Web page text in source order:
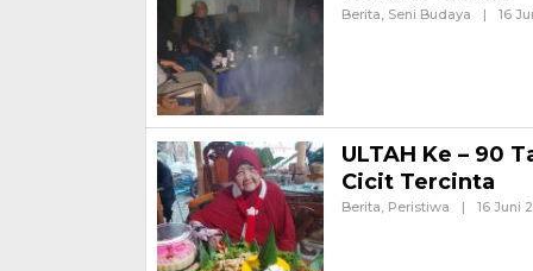
Berita, Seni Budaya | 16
ULTAH Ke – 90
Cicit Tercinta
Berita, Peristiwa | 16 Juni